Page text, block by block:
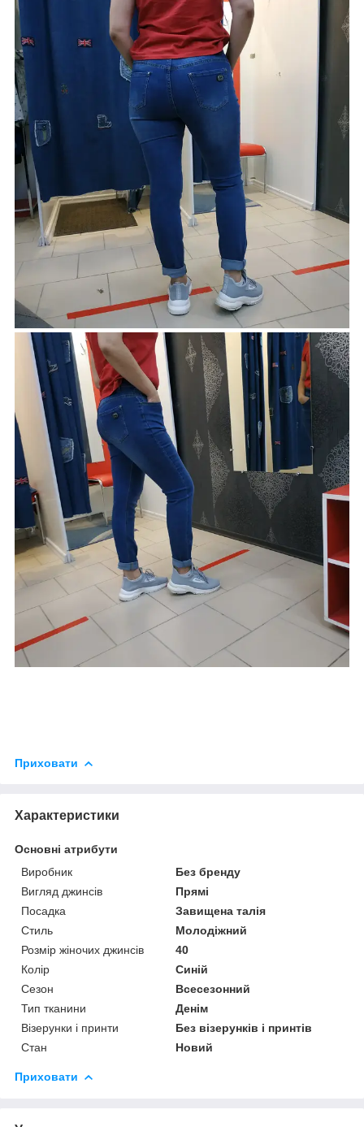
Приховати
Характеристики
Основні атрибути
Виробник
Без бренду
Вигляд джинсів
Прямі
Посадка
Завищена талія
Стиль
Молодіжний
Розмір жіночих джинсів
40
Колір
Синій
Сезон
Всесезонний
Тип тканини
Денім
Візерунки і принти
Без візерунків і принтів
Стан
Новий
Приховати